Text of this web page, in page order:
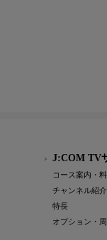
J:COM TV
コース案内・
チャンネル紹介
特長
オプション・